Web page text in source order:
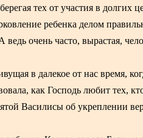
тех от участия в долгих
ребенка делом
очень часто, вырастая,
в далекое от нас время,
как Господь любит тех,
Василисы об укреплении